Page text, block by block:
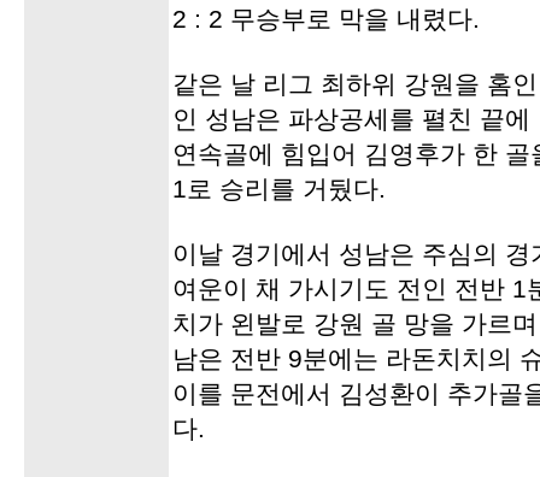
2 : 2 무승부로 막을 내렸다.
같은 날 리그 최하위 강원을 홈
인 성남은 파상공세를 펼친 끝
연속골에 힘입어 김영후가 한
1로 승리를 거뒀다.
이날 경기에서 성남은 주심의
여운이 채 가시기도 전인 전반 1
치가 왼발로 강원 골 망을 가르
남은 전반 9분에는 라돈치치의
이를 문전에서 김성환이 추가골
다.